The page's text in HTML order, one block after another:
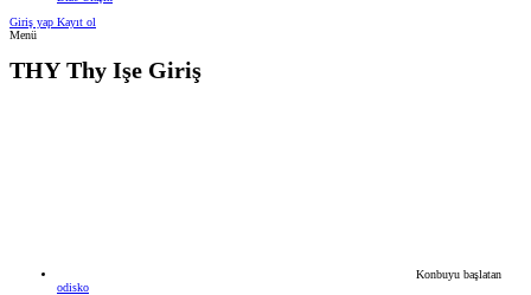
Giriş yap Kayıt ol
Menü
THY Thy Işe Giriş
Konbuyu başlatan
odisko